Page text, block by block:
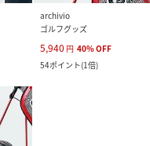
archivio
ゴルフグッズ
5,940 円 40%OFF
54ポイント(1倍)